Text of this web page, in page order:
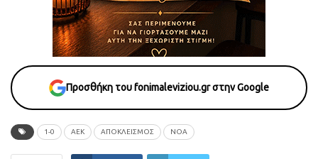
Προσθήκη του fonimaleviziou.gr στην Google
1-0 ΑΕΚ ΑΠΟΚΛΕΙΣΜΌΣ ΝΟΑ